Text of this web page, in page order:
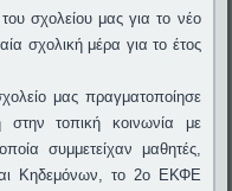
σχολείου μας για το νέο
σχολική μέρα για το έτος
μας πραγματοποίησε
στην τοπική κοινωνία με
συμμετείχαν μαθητές,
Κηδεμόνων, το 2ο ΕΚΦΕ